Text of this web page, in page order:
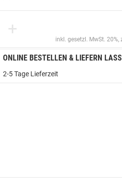
+
inkl. gesetzl. MwSt. 20%,
ONLINE BESTELLEN & LIEFERN
2-5 Tage Lieferzeit